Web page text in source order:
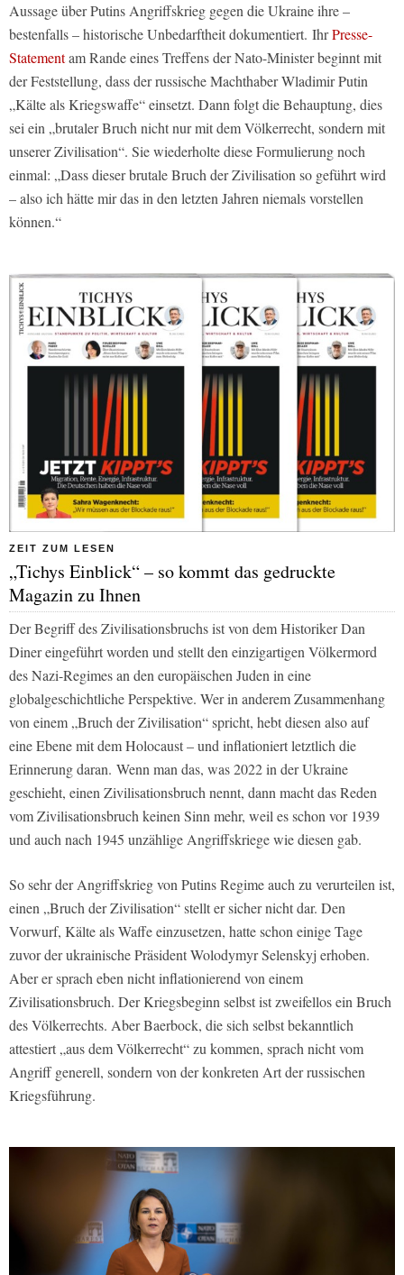
Aussage über Putins Angriffskrieg gegen die Ukraine ihre –
bestenfalls – historische Unbedarftheit dokumentiert. IhrPresse-
Statementam Rande eines Treffens der Nato-Minister beginnt mit
der Feststellung, dass der russische Machthaber Wladimir Putin
„Kälte als Kriegswaffe“ einsetzt. Dann folgt die Behauptung, dies
sei ein „brutaler Bruch nicht nur mit dem Völkerrecht, sondern mit
unserer Zivilisation“. Sie wiederholte diese Formulierung noch
einmal: „Dass dieser brutale Bruch der Zivilisation so geführt wird
– also ich hätte mir das in den letzten Jahren niemals vorstellen
können.“
ZEIT ZUM LESEN
„Tichys Einblick“ – so kommt das gedruckte
Magazin zu Ihnen
Der Begriff des Zivilisationsbruchs ist von dem Historiker Dan
Diner eingeführt worden und stellt den einzigartigen Völkermord
des Nazi-Regimes an den europäischen Juden in eine
globalgeschichtliche Perspektive. Wer in anderem Zusammenhang
von einem „Bruch der Zivilisation“ spricht, hebt diesen also auf
eine Ebene mit dem Holocaust – und inflationiert letztlich die
Erinnerung daran. Wenn man das, was 2022 in der Ukraine
geschieht, einen Zivilisationsbruch nennt, dann macht das Reden
vom Zivilisationsbruch keinen Sinn mehr, weil es schon vor 1939
und auch nach 1945 unzählige Angriffskriege wie diesen gab.
So sehr der Angriffskrieg von Putins Regime auch zu verurteilen ist,
einen „Bruch der Zivilisation“ stellt er sicher nicht dar. Den
Vorwurf, Kälte als Waffe einzusetzen, hatte schon einige Tage
zuvor der ukrainische Präsident Wolodymyr Selenskyj erhoben.
Aber er sprach eben nicht inflationierend von einem
Zivilisationsbruch. Der Kriegsbeginn selbst ist zweifellos ein Bruch
des Völkerrechts. Aber Baerbock, die sich selbst bekanntlich
attestiert „aus dem Völkerrecht“ zu kommen, sprach nicht vom
Angriff generell, sondern von der konkreten Art der russischen
Kriegsführung.